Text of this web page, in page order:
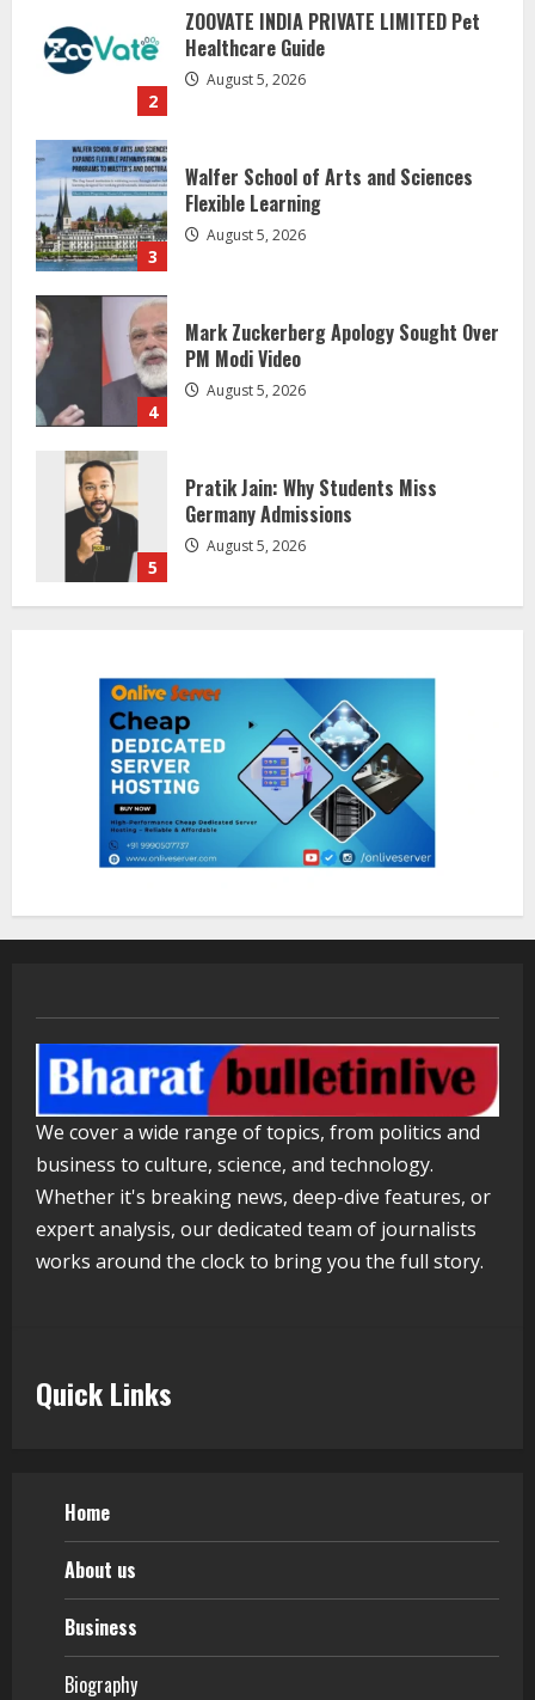
3
Walfer School of Arts and Sciences
Flexible Learning
August 5, 2026
4
Mark Zuckerberg Apology Sought Over
PM Modi Video
August 5, 2026
5
Pratik Jain: Why Students Miss
Germany Admissions
August 5, 2026
1
Lumical: Scan Schedules to Calendar
in Seconds
August 6, 2026
2
August 5, 2026
Walfer School of Arts and Sciences
Flexible Learning
August 5, 2026
5
Pratik Jain: Why Students Miss
Germany Admissions
August 5, 2026
We cover a wide range of topics, from politics and
business to culture, science, and technology.
Whether it's breaking news, deep-dive features, or
expert analysis, our dedicated team of journalists
works around the clock to bring you the full story.
Quick Links
Home
About us
Business
Biography